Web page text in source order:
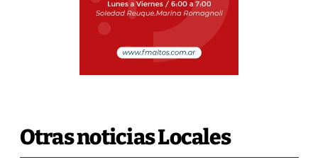
Otras noticias Locales